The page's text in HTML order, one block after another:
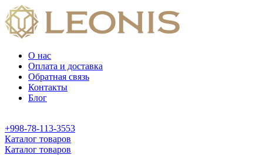
О нас
Оплата и доставка
Обратная связь
Контакты
Блог
+998-78-113-3553
Каталог товаров
Каталог товаров